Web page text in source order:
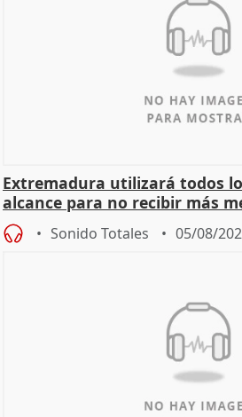
Extremadura utilizará todos
alcance para no recibir más
Sonido Totales 05/08/